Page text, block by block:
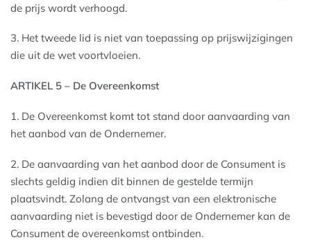
de prijs wordt verhoogd.
3. Het tweede lid is niet van toepassing op prijswijzigingen
die uit de wet voortvloeien.
ARTIKEL 5 – De Overeenkomst
1. De Overeenkomst komt tot stand door aanvaarding van
het aanbod van de Ondernemer.
2. De aanvaarding van het aanbod door de Consument is
slechts geldig indien dit binnen de gestelde termijn
plaatsvindt. Zolang de ontvangst van een elektronische
aanvaarding niet is bevestigd door de Ondernemer kan de
Consument de overeenkomst ontbinden.